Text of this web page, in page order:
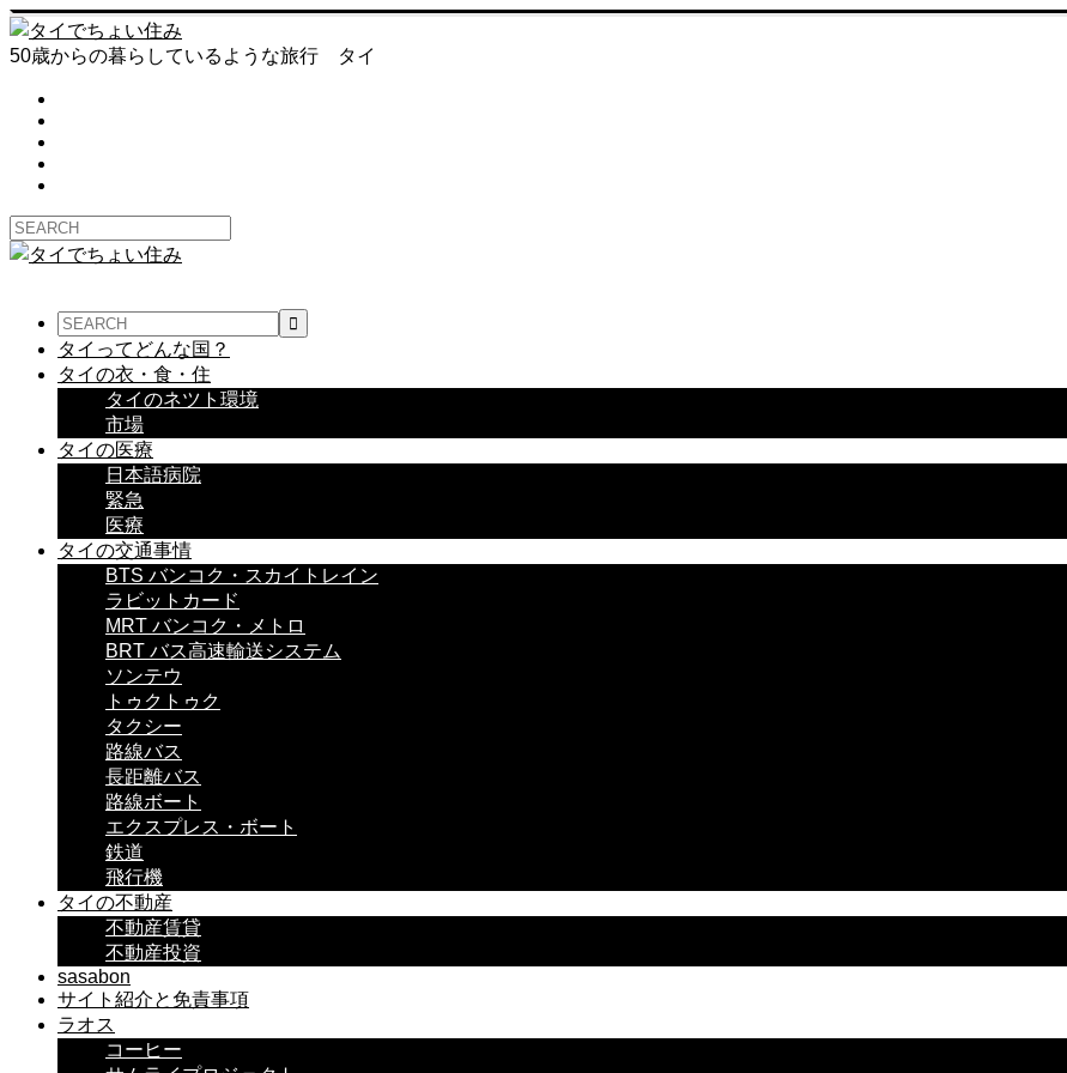
50歳からの暮らしているような旅行 タイ
タイってどんな国？
タイの衣・食・住
タイのネツト環境
市場
タイの医療
日本語病院
緊急
医療
タイの交通事情
BTS バンコク・スカイトレイン
ラビットカード
MRT バンコク・メトロ
BRT バス高速輸送システム
ソンテウ
トゥクトゥク
タクシー
路線バス
長距離バス
路線ボート
エクスプレス・ボート
鉄道
飛行機
タイの不動産
不動産賃貸
不動産投資
sasabon
サイト紹介と免責事項
ラオス
コーヒー